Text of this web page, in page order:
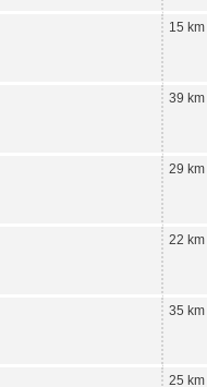
15 km
39 km
29 km
22 km
35 km
25 km